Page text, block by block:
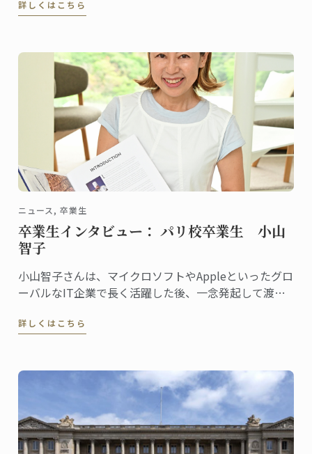
詳しくはこちら
ニュース, 卒業生
卒業生インタビュー： パリ校卒業生 小山
智子
小山智子さんは、マイクロソフトやAppleといったグロ
ーバルなIT企業で長く活躍した後、一念発起して渡
た。
詳しくはこちら